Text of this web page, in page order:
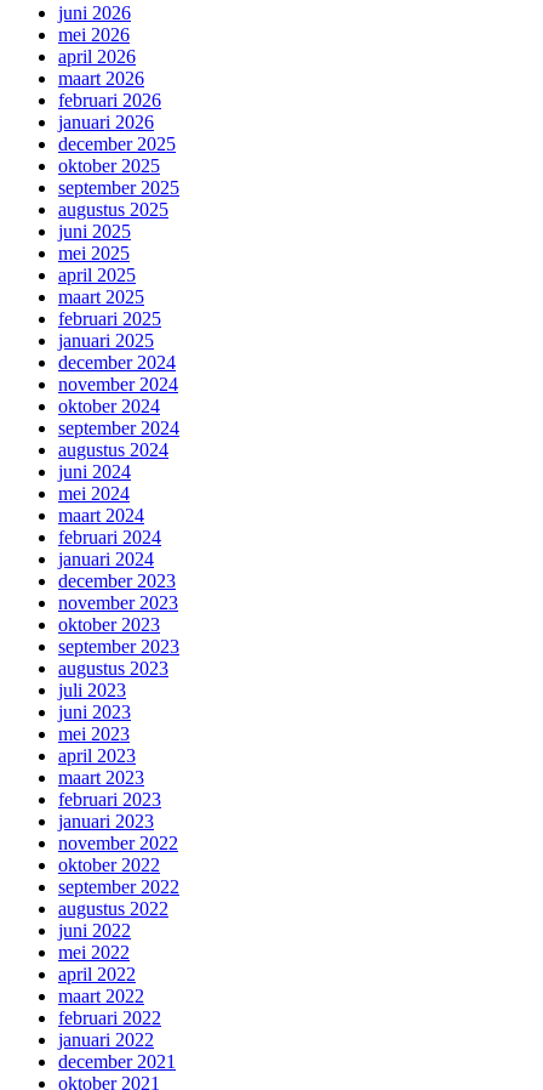
juni 2026
mei 2026
april 2026
maart 2026
februari 2026
januari 2026
december 2025
oktober 2025
september 2025
augustus 2025
juni 2025
mei 2025
april 2025
maart 2025
februari 2025
januari 2025
december 2024
november 2024
oktober 2024
september 2024
augustus 2024
juni 2024
mei 2024
maart 2024
februari 2024
januari 2024
december 2023
november 2023
oktober 2023
september 2023
augustus 2023
juli 2023
juni 2023
mei 2023
april 2023
maart 2023
februari 2023
januari 2023
november 2022
oktober 2022
september 2022
augustus 2022
juni 2022
mei 2022
april 2022
maart 2022
februari 2022
januari 2022
december 2021
oktober 2021